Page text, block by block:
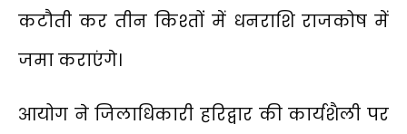
कटौती कर तीन किश्तों में धनराशि राजकोष में
जमा कराएंगे।
आयोग ने जिलाधिकारी हरिद्वार की कार्यशैली पर